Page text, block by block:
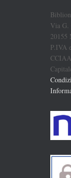
Via G.
20155
P.IVA